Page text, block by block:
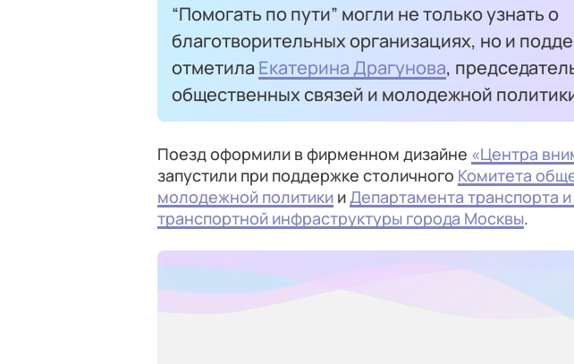
“Помогать по пути” могли не только узнать о
благотворительных организациях, но и
отметила Екатерина Драгунова,
общественных связей и молодежной
Поезд оформили в фирменном дизайне «Центра
запустили при поддержке столичного Комитета
молодежной политики иДепартамента транспорта
транспортной инфраструктуры города Москвы.